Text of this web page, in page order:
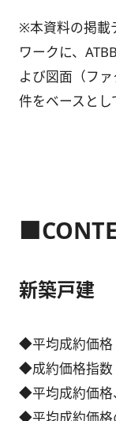
※本資料の掲載
ワークに、
よび図面（フ
件をベースとし
新築戸建
◆平均成約価格
◆成約価格指数
◆平均成約価格